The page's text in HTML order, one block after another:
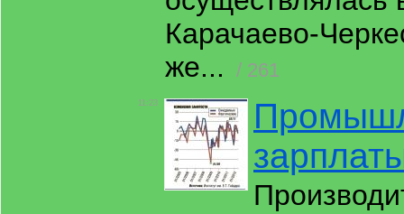
Карачаево-
же...
/ 261
11:23